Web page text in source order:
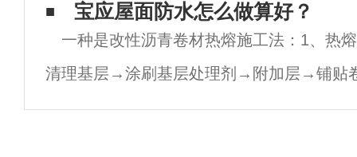
室防水施工㎜厚。1.宝应地下室防水工程的
地基及结构验收合格后施工。2. 宝应地下室
宝应屋面防水怎么做算好？
一种是改性沥青卷材热熔施工法：1、热
清理基层→涂刷基层处理剂→附加层→铺贴
→试水→保护层。2、热熔法施工方案：